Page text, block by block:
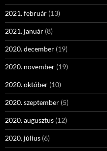
2021. február (13)
2021. január (8)
2020. december (19)
2020. november (19)
2020. október (10)
2020. szeptember (5)
2020. augusztus (12)
2020. július (6)